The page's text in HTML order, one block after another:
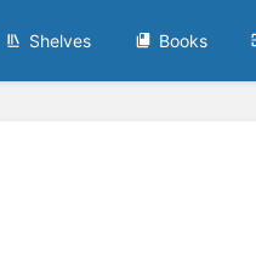
Shelves Books